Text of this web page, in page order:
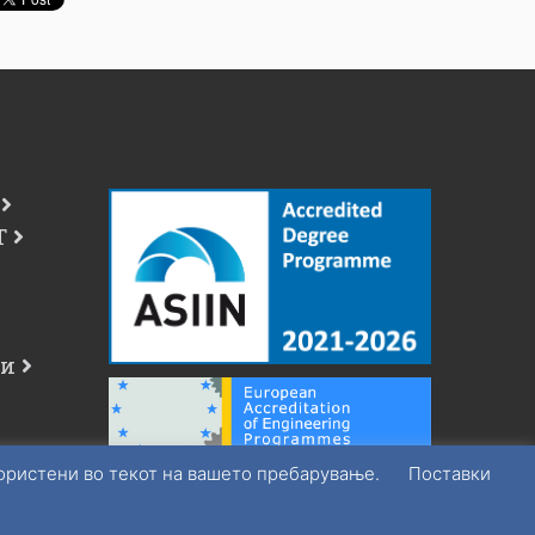
во текот на вашето пребарување. Поставки